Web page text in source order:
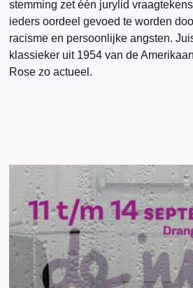
stemming zet één jurylid
ieders oordeel gevoed te worden
racisme en persoonlijke angsten.
klassieker uit 1954 van de
Rose zo actueel.